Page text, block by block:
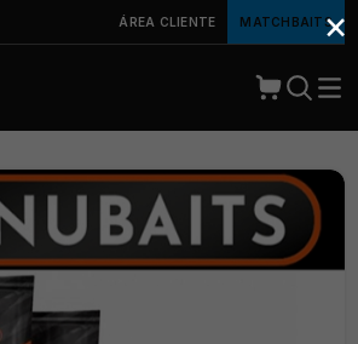
ÁREA CLIENTE MATCHBAITS×